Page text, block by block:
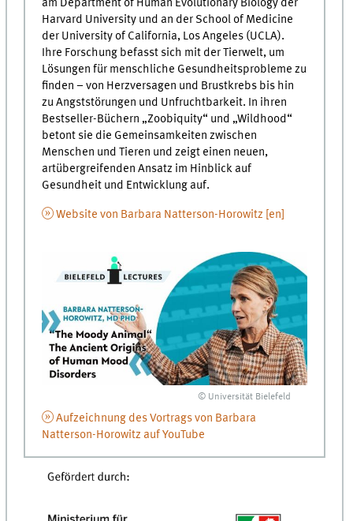
am Department of Human Evolutionary Biology der
Harvard University und an der School of Medicine
der University of California, Los Angeles (UCLA).
Ihre Forschung befasst sich mit der Tierwelt, um
Lösungen für menschliche Gesundheitsprobleme zu
finden – von Herzversagen und Brustkrebs bis hin
zu Angststörungen und Unfruchtbarkeit. In ihren
Bestseller-Büchern „Zoobiquity“ und „Wildhood“
betont sie die Gemeinsamkeiten zwischen
Menschen und Tieren und zeigt einen neuen,
artübergreifenden Ansatz im Hinblick auf
Gesundheit und Entwicklung auf.
Website von Barbara Natterson-Horowitz [en]
© Universität Bielefeld
Aufzeichnung des Vortrags von Barbara
Natterson-Horowitz auf YouTube